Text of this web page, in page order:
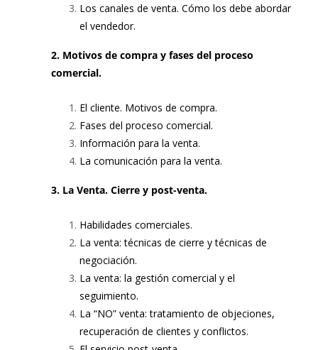
Los canales de venta. Cómo los debe abordar
el vendedor.
2. Motivos de compra y fases del proceso
comercial.
El cliente. Motivos de compra.
Fases del proceso comercial.
Información para la venta.
La comunicación para la venta.
3. La Venta. Cierre y post-venta.
Habilidades comerciales.
La venta: técnicas de cierre y técnicas de
negociación.
La venta: la gestión comercial y el
seguimiento.
La “NO” venta: tratamiento de objeciones,
recuperación de clientes y conflictos.